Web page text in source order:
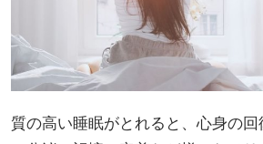
質の高い睡眠がとれると、心身の